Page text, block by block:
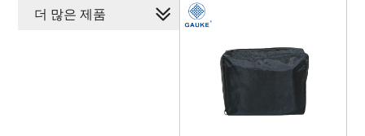
더 많은 제품